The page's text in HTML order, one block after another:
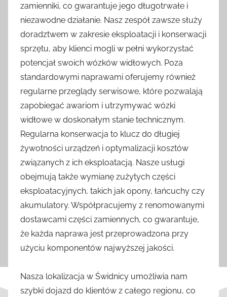
zamienniki, co gwarantuje jego długotrwałe i
niezawodne działanie. Nasz zespół zawsze służy
doradztwem w zakresie eksploatacji i konserwacji
sprzętu, aby klienci mogli w pełni wykorzystać
potencjał swoich wózków widłowych. Poza
standardowymi naprawami oferujemy również
regularne przeglądy serwisowe, które pozwalają
zapobiegać awariom i utrzymywać wózki
widłowe w doskonałym stanie technicznym.
Regularna konserwacja to klucz do długiej
żywotności urządzeń i optymalizacji kosztów
związanych z ich eksploatacją. Nasze usługi
obejmują także wymianę zużytych części
eksploatacyjnych, takich jak opony, łańcuchy czy
akumulatory. Współpracujemy z renomowanymi
dostawcami części zamiennych, co gwarantuje,
że każda naprawa jest przeprowadzona przy
użyciu komponentów najwyższej jakości.
Nasza lokalizacja w Świdnicy umożliwia nam
szybki dojazd do klientów z całego regionu, co